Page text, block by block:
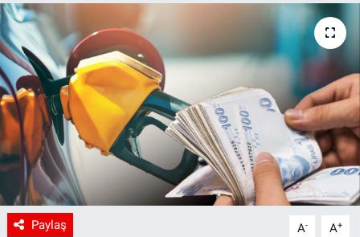
Paylaş A- A+